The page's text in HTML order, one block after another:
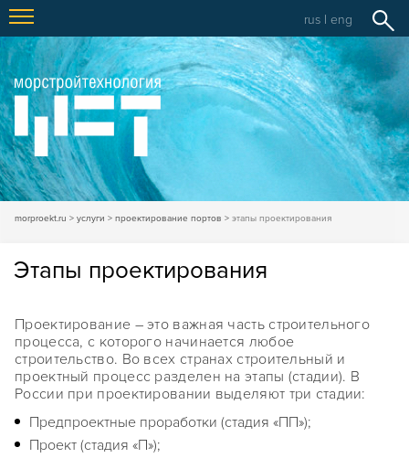
rus | eng
morproekt.ru услуги проектирование портов этапы проектирования
Этапы проектирования
Проектирование – это важная часть строительного
процесса, с которого начинается любое
строительство. Во всех странах строительный и
проектный процесс разделен на этапы (стадии). В
России при проектировании выделяют три стадии:
Предпроектные проработки (стадия «ПП»);
Проект (стадия «П»);